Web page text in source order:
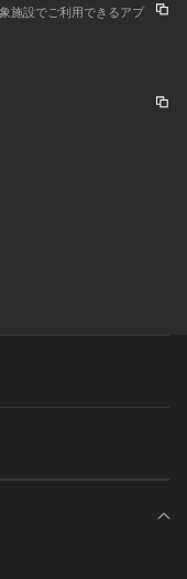
れたときは使用を中
。
る場所には保管しな
施設でご利用できるアプ